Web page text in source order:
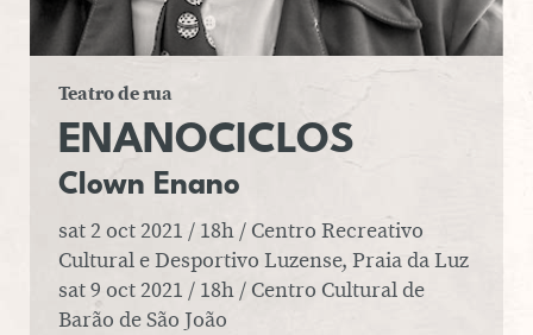
Teatro de rua
ENA­NO­CI­CLOS
Clown Enano
sat 2 oct 2021 / 18h / Centro Recreativo
Cultural e Desportivo Luzense, Praia da Luz
sat 9 oct 2021 / 18h / Centro Cultural de
Barão de São João